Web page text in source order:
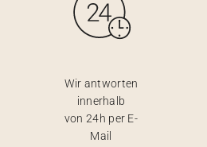
Wir antworten
innerhalb
von 24h per E-
Mail